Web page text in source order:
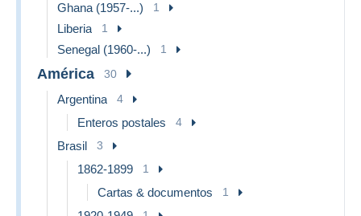
Ghana (1957-...) 1
Liberia 1
Senegal (1960-...) 1
América 30
Argentina 4
Enteros postales 4
Brasil 3
1862-1899 1
Cartas & documentos 1